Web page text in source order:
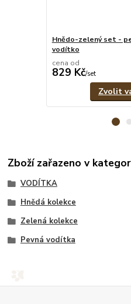
Hnědo-zelený set -
vodítko
cena od
829 Kč/set
Zvolit
Zboží zařazeno v
VODÍTKA
Hnědá kolekce
Zelená kolekce
Pevná vodítka